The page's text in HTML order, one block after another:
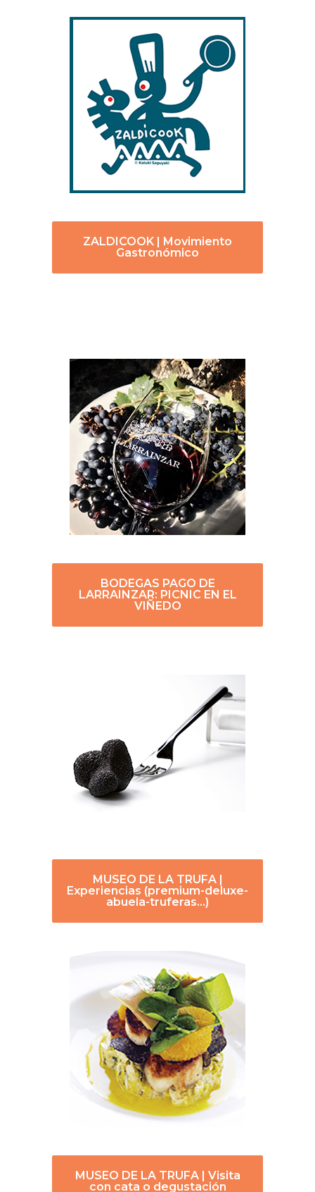
ZALDICOOK | Movimiento
Gastronómico
BODEGAS PAGO DE
LARRAINZAR: PICNIC EN EL
VIÑEDO
MUSEO DE LA TRUFA |
Experiencias (premium-deluxe-
abuela-truferas…)
MUSEO DE LA TRUFA | Visita
con cata o degustación